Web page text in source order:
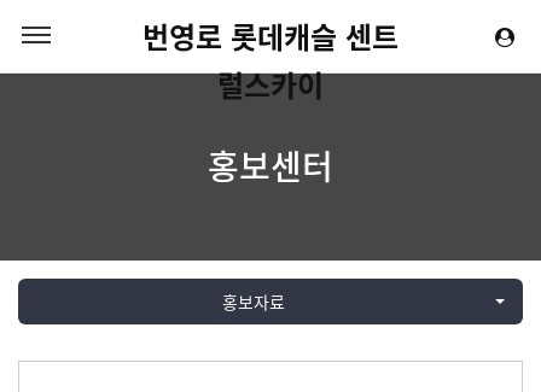
번영로 롯데캐슬 센트
럴스카이
홍보센터
홍보자료